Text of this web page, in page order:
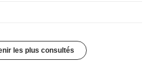
les plus consultés